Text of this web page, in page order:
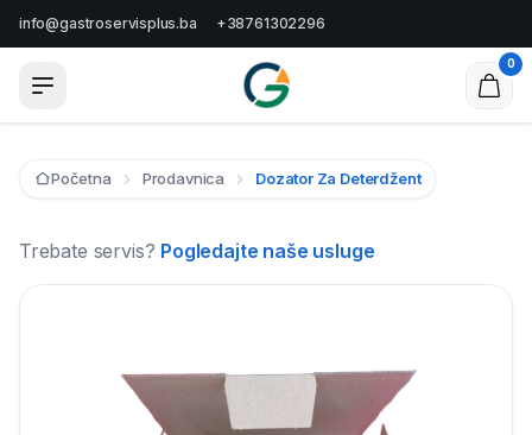
info@gastroservisplus.ba +38761302296
0
Početna Prodavnica Dozator Za Deterdžent
Trebate servis? Pogledajte naše usluge